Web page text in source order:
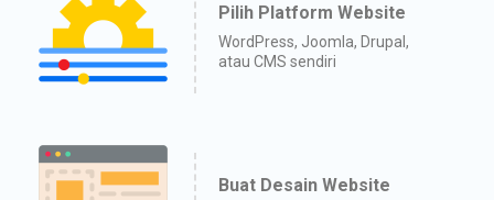
Pilih Platform Website
WordPress, Joomla, Drupal,
atau CMS sendiri
Buat Desain Website